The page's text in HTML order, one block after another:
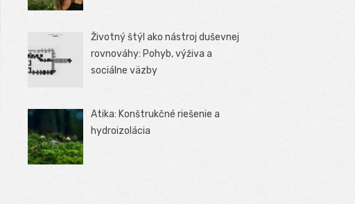
Životný štýl ako nástroj duševnej
rovnováhy: Pohyb, výživa a
sociálne väzby
Atika: Konštrukčné riešenie a
hydroizolácia